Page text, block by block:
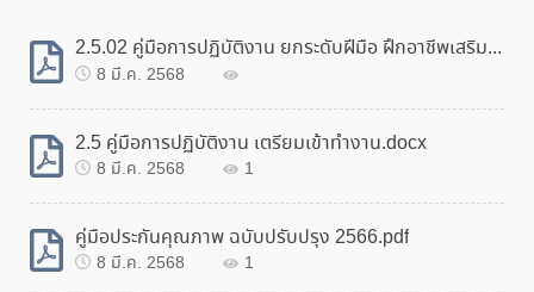
17
ธ.ค. ฝึกอาชีพเสริม สาขาช่างซ่อมเครื่องยนต์เล็กเพื่อการเกษตร
22
มี.ค.
18
ม.ค.
24
2.5.02 คู่มือการปฏิบัติงาน ยกระดับฝีมือ ฝึกอาชีพเสริม.docx
8 มี.ค. 2568
2.5 คู่มือการปฏิบัติงาน เตรียมเข้าทำงาน.docx
8 มี.ค. 2568 1
คู่มือประกันคุณภาพ ฉบับปรับปรุง 2566.pdf
8 มี.ค. 2568 1